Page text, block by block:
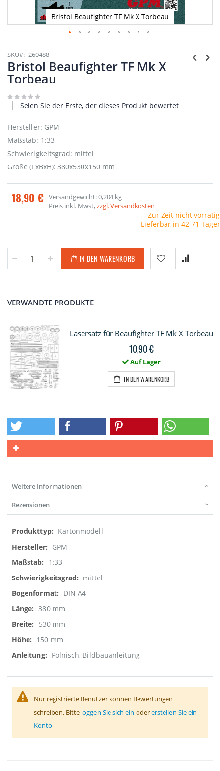
Bristol Beaufighter TF Mk X Torbeau
Anfang
der
Bildgalerie
springen
SKU 260488
Bristol Beaufighter TF Mk X
Torbeau
Seien Sie der Erste, der dieses Produkt bewertet
Hersteller: GPM
Maßstab: 1:33
Schwierigkeitsgrad: mittel
Größe (LxBxH): 380x530x150 mm
18,90 € Versandgewicht: 0,204 kg
Preis inkl. Mwst,zzgl. Versandkosten
Zur Zeit nicht
Lieferbar in 42-71
IN DEN WARENKORB
VERWANDTE PRODUKTE
Lasersatz für Beaufighter TF Mk X Torbeau
10,90 €
Auf Lager
IN DEN WARENKORB
Weitere Informationen
Rezensionen
Weitere
Informationen
Kartonmodell
GPM
1:33
mittel
DIN A4
380 mm
530 mm
150 mm
Polnisch, Bildbauanleitung
Nur registrierte Benutzer können Bewertungen
schreiben. Bitte loggen Sie sich ein odererstellen Sie ein
Konto